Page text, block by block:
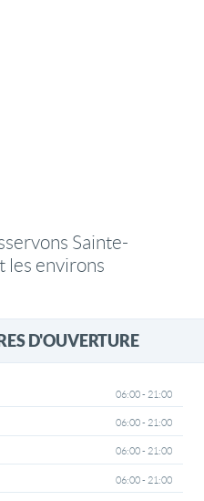
Sainte-
les environs
D'OUVERTURE
06:00 - 21:00
06:00 - 21:00
06:00 - 21:00
06:00 - 21:00